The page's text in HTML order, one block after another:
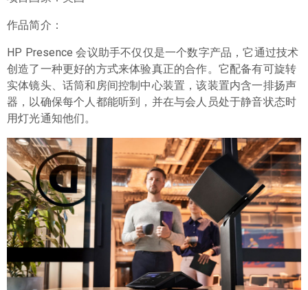
作品简介：
HP Presence 会议助手不仅仅是一个数字产品，它通过技术
创造了一种更好的方式来体验真正的合作。它配备有可旋转
实体镜头、话筒和房间控制中心装置，该装置内含一排扬声
器，以确保每个人都能听到，并在与会人员处于静音状态时
用灯光通知他们。